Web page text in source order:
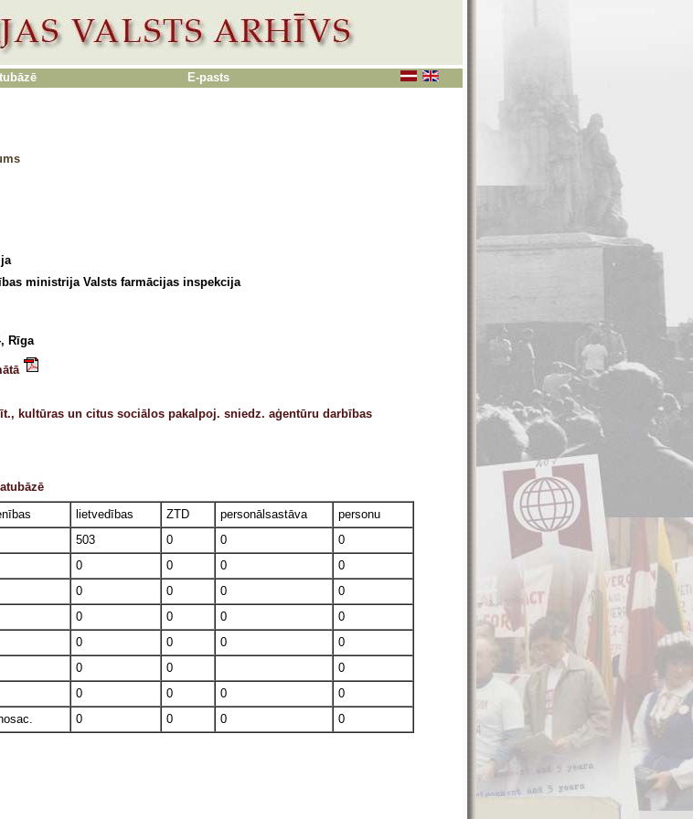
E-pasts
ministrija Valsts farmācijas inspekcija
Rīga
kultūras un citus sociālos pakalpoj. sniedz. aģentūru darbības
lietvedības ZTD personālsastāva personu
503 0 0
0
0 0 0
0
0 0 0
0
0 0 0
0
0 0 0
0
0 0
0
0 0 0
0
0 0 0 0